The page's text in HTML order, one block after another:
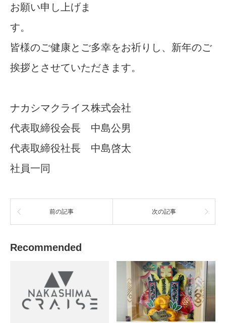
お願い申し上げま
す
皆様のご健康とご多幸をお祈りし、新年のご
挨拶とさせていただきます。
ナカシマクライス株式会社
代表取締役会長 中島公男
代表取締役社長 中島啓太
社員一同
前の記事 次の記事
Recommended